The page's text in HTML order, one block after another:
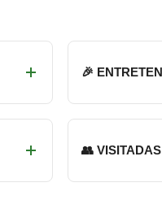
🎉
👥 VISITADAS